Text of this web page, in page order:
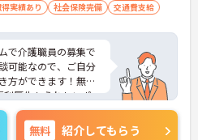
実績あり 社会保険完備 交通費支給
で介護職員の募集で
可能なので、ご自分
方ができます！無料
利厚生もうれしいポ
接ポイントをお伝え
ださい。
無料 紹介してもらう